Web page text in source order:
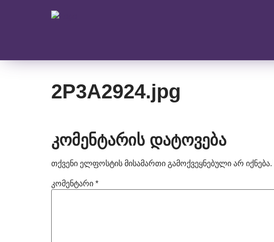
2P3A2924.jpg
კომენტარის დატოვება
თქვენი ელფოსტის მისამართი გამოქვეყნებული არ იქნება.
კომენტარი *